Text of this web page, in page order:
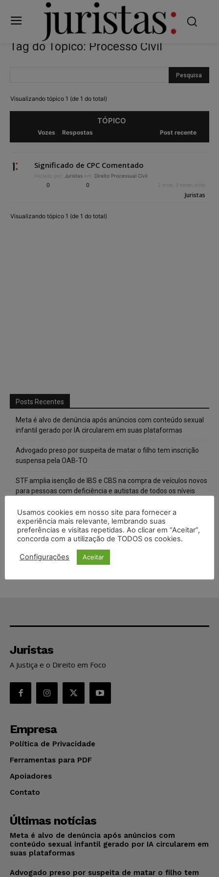
Tag do Tópico: Processo Civil
Visualizando tópico 1 (de 1 do total)
TÓPICO
Vozes Respostas Post recente
Significado de CPC Comentado
Iniciado por: Juristas em: Direito Processual Civil
0 0 2 anos, 3 meses atrás
Juristas
Visualizando tópico 1 (de 1 do total)
Posts Recentes
Meta é alvo de denúncia após anúncios com conteúdo sexual
infantil gerado por IA circularem em suas plataformas
Advogado preso por suspeita de matar o filho tem inscrição
suspensa pela OAB-TO
STF amplia isenção de IBS e CBS na compra de veículos novos
para pessoas com deficiência e autistas de todos os níveis
Justiça do Trabalho mantém justa causa de empregado que
vendia canetas emagrecedoras no local de trabalho
Justiça de SP decreta prisão de suspeito investigado na morte
Juristas
A Justiça e o Direito em Foco
Empresa
Política de Privacidade
Ferramentas para PDF
Apoiadores
Contato
Últimas notícias
Meta é alvo de denúncia após anúncios com
conteúdo sexual infantil gerado por IA circularem em
suas plataformas
Advogado preso por suspeita de matar o filho tem
Usamos cookies em nosso site para fornecer a
experiência mais relevante, lembrando suas
preferências e visitas repetidas. Ao clicar em “Aceitar”,
concorda com a utilização de TODOS os cookies.
Configurações Aceitar